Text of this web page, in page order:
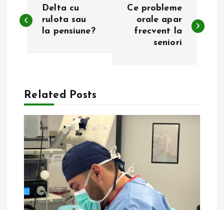
a
g
r
Delta cu
rulota sau
la pensiune?
Ce probleme
orale apar
frecvent la
seniori
Related Posts